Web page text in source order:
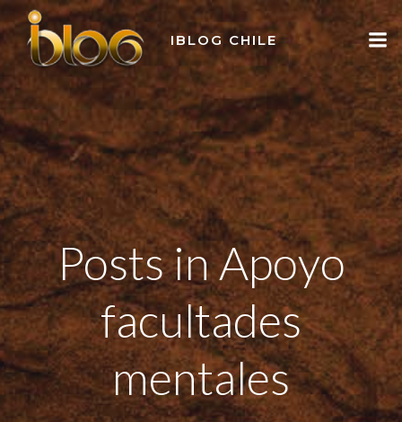
Skip
to
content
IBLOG CHILE
Posts in Apoyo
facultades
mentales